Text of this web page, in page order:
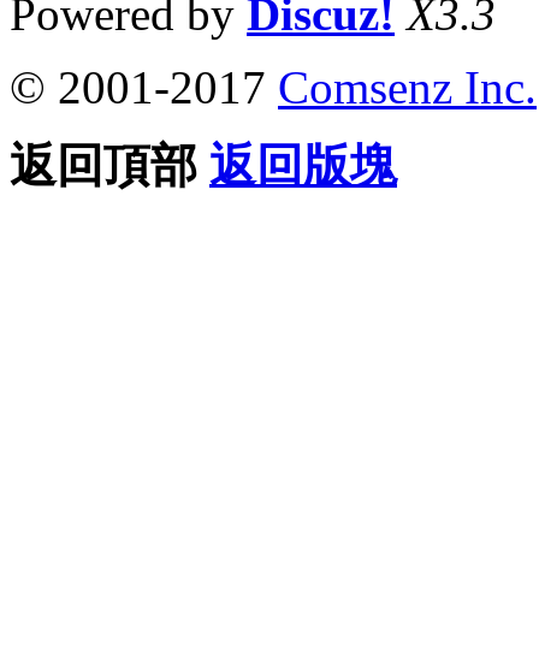
Powered by Discuz! X3.3
© 2001-2017 Comsenz Inc.
返回頂部 返回版塊